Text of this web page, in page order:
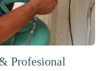
Profesional